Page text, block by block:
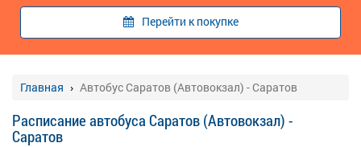
Перейти к покупке
Главная Автобус Саратов (Автовокзал) - Саратов
Расписание автобуса Саратов (Автовокзал) -
Саратов